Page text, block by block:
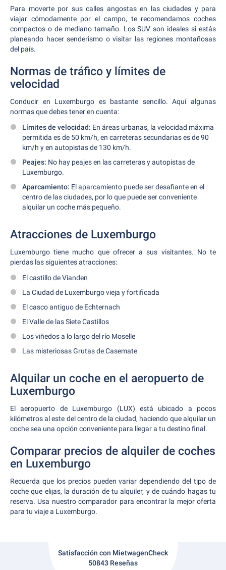
Para moverte por sus calles angostas en las ciudades y para
viajar cómodamente por el campo, te recomendamos coches
compactos o de mediano tamaño. Los SUV son ideales si estás
planeando hacer senderismo o visitar las regiones montañosas
del país.
Normas de tráfico y límites de
velocidad
Conducir en Luxemburgo es bastante sencillo. Aquí algunas
normas que debes tener en cuenta:
Límites de velocidad: En áreas urbanas, la velocidad máxima
permitida es de 50 km/h, en carreteras secundarias es de 90
km/h y en autopistas de 130 km/h.
Peajes: No hay peajes en las carreteras y autopistas de
Luxemburgo.
Aparcamiento: El aparcamiento puede ser desafiante en el
centro de las ciudades, por lo que puede ser conveniente
alquilar un coche más pequeño.
Atracciones de Luxemburgo
Luxemburgo tiene mucho que ofrecer a sus visitantes. No te
pierdas las siguientes atracciones:
El castillo de Vianden
La Ciudad de Luxemburgo vieja y fortificada
El casco antiguo de Echternach
El Valle de las Siete Castillos
Los viñedos a lo largo del río Moselle
Las misteriosas Grutas de Casemate
Alquilar un coche en el aeropuerto de
Luxemburgo
El aeropuerto de Luxemburgo (LUX) está ubicado a pocos
kilómetros al este del centro de la ciudad, haciendo que alquilar un
coche sea una opción conveniente para llegar a tu destino final.
Comparar precios de alquiler de coches
en Luxemburgo
Recuerda que los precios pueden variar dependiendo del tipo de
coche que elijas, la duración de tu alquiler, y de cuándo hagas tu
reserva. Usa nuestro comparador para encontrar la mejor oferta
para tu viaje a Luxemburgo.
Satisfacción con MietwagenCheck
50843 Reseñas